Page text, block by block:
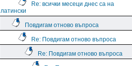
Re: всички месеци днес са на
латински
Повдигам отново въпроса
Re: Повдигам отново въпроса
Re: Повдигам отново въпроса